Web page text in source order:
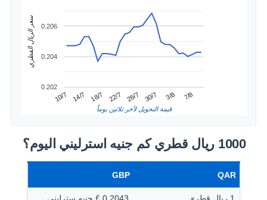
10/7 14/7 18/7 22/7 26/7 30/7 3/8 7/8
0.202
0.204
0.206
قيمة التحويل لآخر ثلاثين يوماً
سعر الريال القطري
1000 ريال قطري كم جنيه استرليني اليوم؟
QAR
GBP